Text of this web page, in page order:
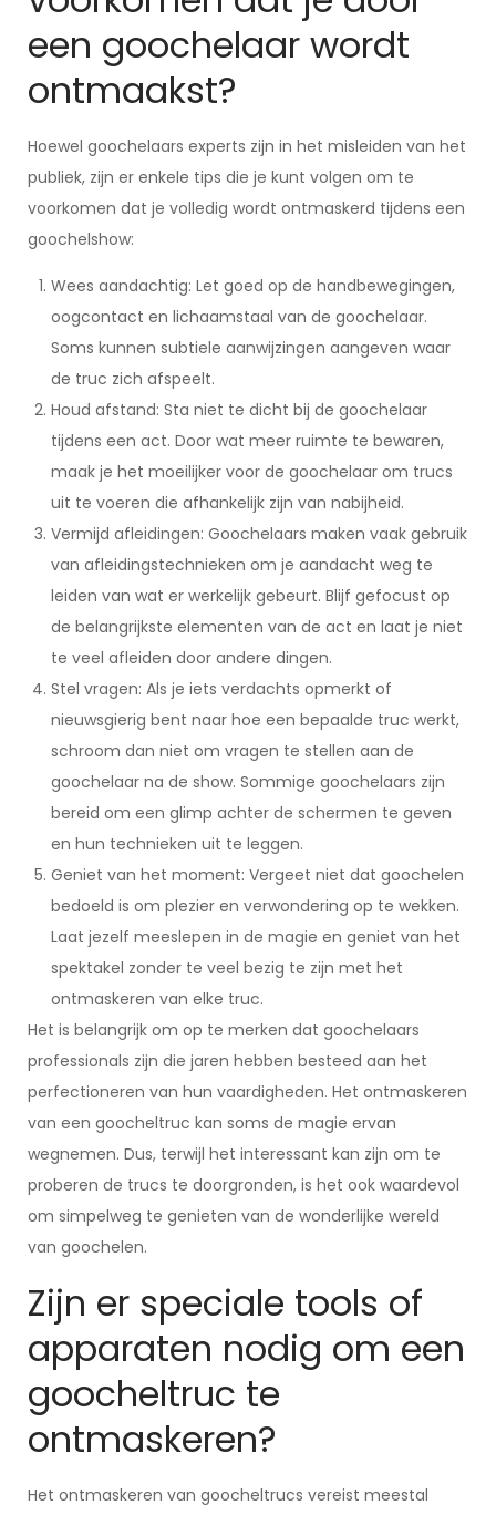
een goochelaar wordt
ontmaakst?
Hoewel goochelaars experts zijn in het misleiden van het
publiek, zijn er enkele tips die je kunt volgen om te
voorkomen dat je volledig wordt ontmaskerd tijdens een
goochelshow:
Wees aandachtig: Let goed op de handbewegingen,
oogcontact en lichaamstaal van de goochelaar.
Soms kunnen subtiele aanwijzingen aangeven waar
de truc zich afspeelt.
Houd afstand: Sta niet te dicht bij de goochelaar
tijdens een act. Door wat meer ruimte te bewaren,
maak je het moeilijker voor de goochelaar om trucs
uit te voeren die afhankelijk zijn van nabijheid.
Vermijd afleidingen: Goochelaars maken vaak gebruik
van afleidingstechnieken om je aandacht weg te
leiden van wat er werkelijk gebeurt. Blijf gefocust op
de belangrijkste elementen van de act en laat je niet
te veel afleiden door andere dingen.
Stel vragen: Als je iets verdachts opmerkt of
nieuwsgierig bent naar hoe een bepaalde truc werkt,
schroom dan niet om vragen te stellen aan de
goochelaar na de show. Sommige goochelaars zijn
bereid om een glimp achter de schermen te geven
en hun technieken uit te leggen.
Geniet van het moment: Vergeet niet dat goochelen
bedoeld is om plezier en verwondering op te wekken.
Laat jezelf meeslepen in de magie en geniet van het
spektakel zonder te veel bezig te zijn met het
ontmaskeren van elke truc.
Het is belangrijk om op te merken dat goochelaars
professionals zijn die jaren hebben besteed aan het
perfectioneren van hun vaardigheden. Het ontmaskeren
van een goocheltruc kan soms de magie ervan
wegnemen. Dus, terwijl het interessant kan zijn om te
proberen de trucs te doorgronden, is het ook waardevol
om simpelweg te genieten van de wonderlijke wereld
van goochelen.
Zijn er speciale tools of
apparaten nodig om een
​​goocheltruc te
ontmaskeren?
Het ontmaskeren van goocheltrucs vereist meestal